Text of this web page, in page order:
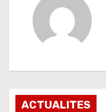
ACTUALITES